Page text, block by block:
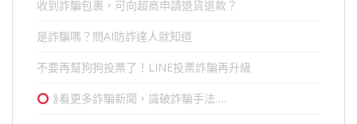
收到詐騙包裹，可向超商申請退貨退款？
是詐騙嗎？問AI防詐達人就知道
不要再幫狗狗投票了！LINE投票詐騙再升級
⟫看更多詐騙新聞，識破詐騙手法….